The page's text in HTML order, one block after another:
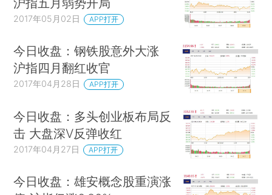
2017年05月02日 APP打开
今日收盘：钢铁股意外大涨
沪指四月翻红收官
2017年04月28日 APP打开
今日收盘：多头创业板布局反
击 大盘深V反弹收红
2017年04月27日 APP打开
今日收盘：雄安概念股重演涨